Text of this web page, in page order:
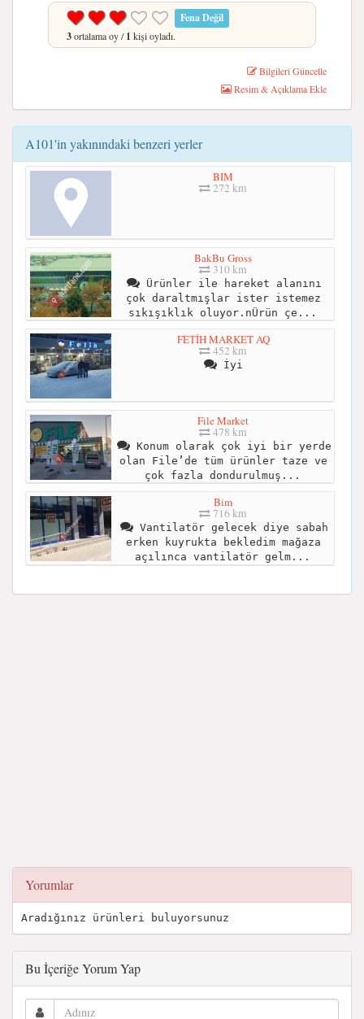
Fena Değil
3ortalama oy /1 kişi oyladı.
Bilgileri Güncelle
Resim & Açıklama Ekle
A101'in yakınındaki benzeri yerler
BIM
272 km
BakBu Gross
310 km
Ürünler ile hareket alanını
çok daraltmışlar ister istemez
sıkışıklık oluyor.nÜrün çe...
FETİH MARKET AQ
452 km
İyi
File Market
478 km
Konum olarak çok iyi bir yerde
olan File’de tüm ürünler taze ve
çok fazla dondurulmuş...
Bim
716 km
Vantilatör gelecek diye sabah
erken kuyrukta bekledim mağaza
açılınca vantilatör gelm...
Yorumlar
Aradığınız ürünleri buluyorsunuz
Bu İçeriğe Yorum Yap